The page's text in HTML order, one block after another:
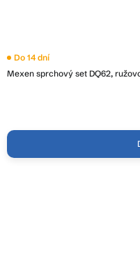
Mexen sprchový set DQ62,
Do 14 dní